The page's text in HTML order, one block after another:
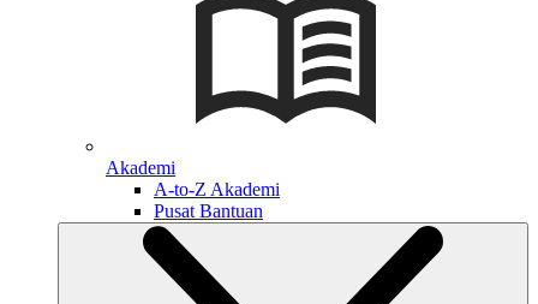
Akademi
A-to-Z Akademi
Pusat Bantuan